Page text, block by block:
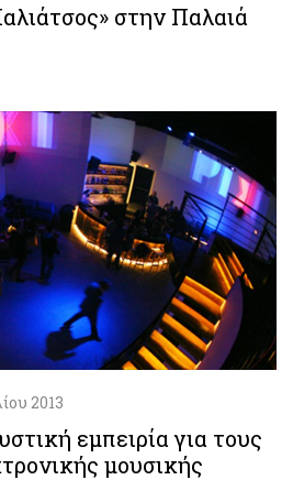
στην Παλαιά
2013
εμπειρία για τους
μουσικής